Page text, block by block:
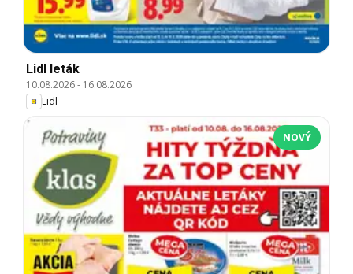
Lidl leták
10.08.2026- 16.08.2026
Lidl
NOVÝ